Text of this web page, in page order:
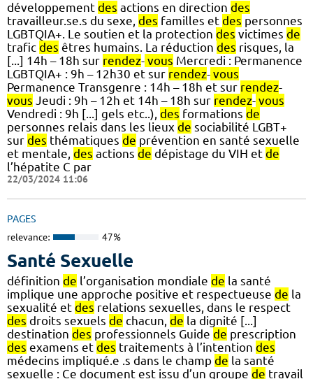
développement des actions en direction des
travailleur.se.s du sexe, des familles et des personnes
LGBTQIA+. Le soutien et la protection des victimes de
trafic des êtres humains. La réduction des risques, la
[...] 14h – 18h sur rendez- vous Mercredi : Permanence
LGBTQIA+ : 9h – 12h30 et sur rendez- vous
Permanence Transgenre : 14h – 18h et sur rendez-
vous Jeudi : 9h – 12h et 14h – 18h sur rendez- vous
Vendredi : 9h [...] gels etc..), des formations de
personnes relais dans les lieux de sociabilité LGBT+
sur des thématiques de prévention en santé sexuelle
et mentale, des actions de dépistage du VIH et de
l’hépatite C par
22/03/2024 11:06
PAGES
relevance: 47%
Santé Sexuelle
définition de l’organisation mondiale de la santé
implique une approche positive et respectueuse de la
sexualité et des relations sexuelles, dans le respect
des droits sexuels de chacun, de la dignité [...]
destination des professionnels Guide de prescription
des examens et des traitements à l’intention des
médecins impliqué.e .s dans le champ de la santé
sexuelle : Ce document est issu d’un groupe de travail